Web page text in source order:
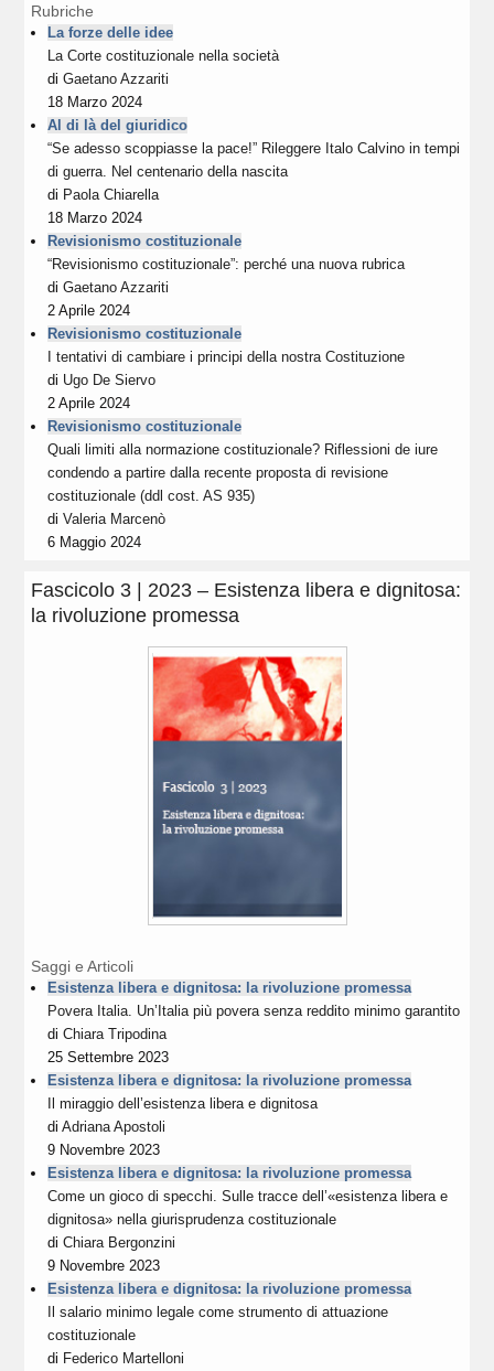
Rubriche
La forze delle idee
La Corte costituzionale nella società
diGaetano Azzariti
18 Marzo 2024
Al di là del giuridico
“Se adesso scoppiasse la pace!” Rileggere Italo Calvino in tempi
di guerra. Nel centenario della nascita
di Paola Chiarella
18 Marzo 2024
Revisionismo costituzionale
“Revisionismo costituzionale”: perché una nuova rubrica
diGaetano Azzariti
2 Aprile 2024
Revisionismo costituzionale
I tentativi di cambiare i principi della nostra Costituzione
di Ugo De Siervo
2 Aprile 2024
Revisionismo costituzionale
Quali limiti alla normazione costituzionale? Riflessioni de iure
condendo a partire dalla recente proposta di revisione
costituzionale (ddl cost. AS 935)
diValeria Marcenò
6 Maggio 2024
Fascicolo 3 | 2023 – Esistenza libera e dignitosa:
la rivoluzione promessa
Saggi e Articoli
Esistenza libera e dignitosa: la rivoluzione promessa
Povera Italia. Un’Italia più povera senza reddito minimo garantito
diChiara Tripodina
25 Settembre 2023
Esistenza libera e dignitosa: la rivoluzione promessa
Il miraggio dell’esistenza libera e dignitosa
diAdriana Apostoli
9 Novembre 2023
Esistenza libera e dignitosa: la rivoluzione promessa
Come un gioco di specchi. Sulle tracce dell’«esistenza libera e
dignitosa» nella giurisprudenza costituzionale
diChiara Bergonzini
9 Novembre 2023
Esistenza libera e dignitosa: la rivoluzione promessa
Il salario minimo legale come strumento di attuazione
costituzionale
di Federico Martelloni